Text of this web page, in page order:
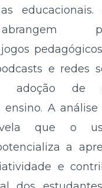
e redes
adoção de
ensino. A
que o
a
e